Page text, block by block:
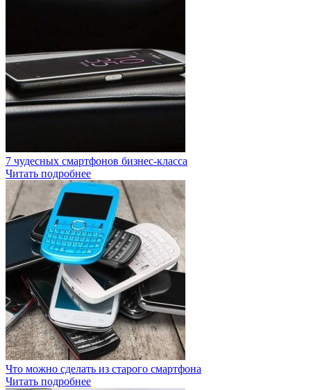
7 чудесных смартфонов бизнес-класса
Читать подробнее
Что можно сделать из старого смартфона
Читать подробнее